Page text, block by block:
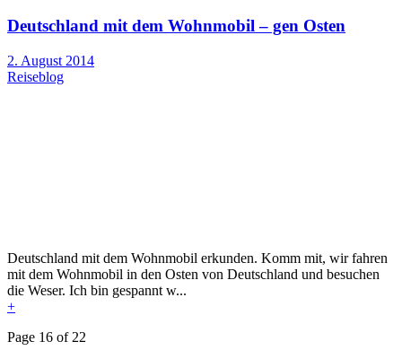
Deutschland mit dem Wohnmobil – gen Osten
2. August 2014
Reiseblog
Deutschland mit dem Wohnmobil erkunden. Komm mit, wir fahren
mit dem Wohnmobil in den Osten von Deutschland und besuchen
die Weser. Ich bin gespannt w...
+
Page 16 of 22